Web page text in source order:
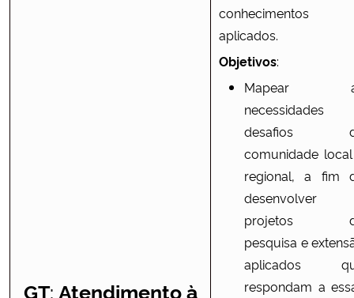
GT: Atendimento à
conhecimentos
aplicados.
Objetivos:
Mapear
necessidades
desafios
comunidade
regional, a fim
desenvolver
projetos
pesquisa e
aplicados
respondam a